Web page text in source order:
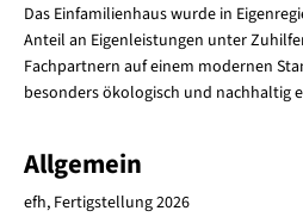
Das Einfamilienhaus wurde in
Anteil an Eigenleistungen unter
Fachpartnern auf einem modernen
besonders ökologisch und nachhaltig
Allgemein
efh, Fertigstellung 2026